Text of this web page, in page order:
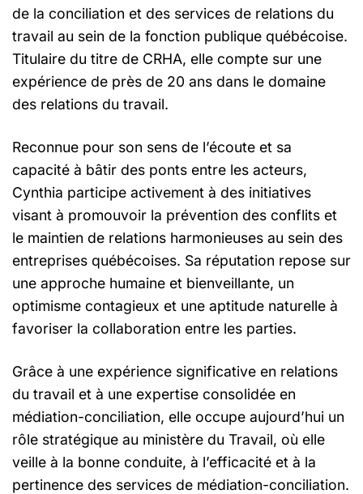
de la conciliation et des services de relations du
travail au sein de la fonction publique québécoise.
Titulaire du titre de CRHA, elle compte sur une
expérience de près de 20 ans dans le domaine
des relations du travail.
Reconnue pour son sens de l’écoute et sa
capacité à bâtir des ponts entre les acteurs,
Cynthia participe activement à des initiatives
visant à promouvoir la prévention des conflits et
le maintien de relations harmonieuses au sein des
entreprises québécoises. Sa réputation repose sur
une approche humaine et bienveillante, un
optimisme contagieux et une aptitude naturelle à
favoriser la collaboration entre les parties.
Grâce à une expérience significative en relations
du travail et à une expertise consolidée en
médiation-conciliation, elle occupe aujourd’hui un
rôle stratégique au ministère du Travail, où elle
veille à la bonne conduite, à l’efficacité et à la
pertinence des services de médiation-conciliation.